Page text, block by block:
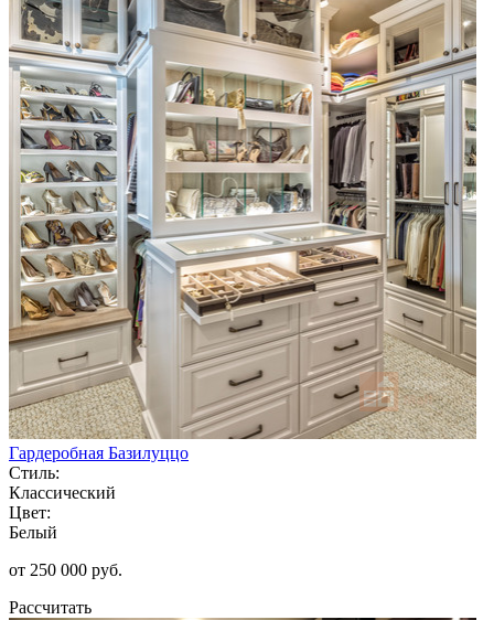
Гардеробная Базилуццо
Стиль:
Классический
Цвет:
Белый
от 250 000 руб.
Рассчитать